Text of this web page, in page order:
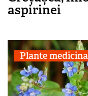
aspirinei
Plante